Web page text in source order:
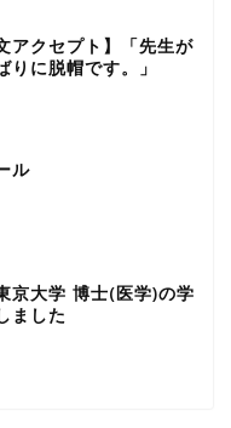
アクセプト】「先生が
りに脱帽です。」
ル
京大学 博士(医学)の学
ました